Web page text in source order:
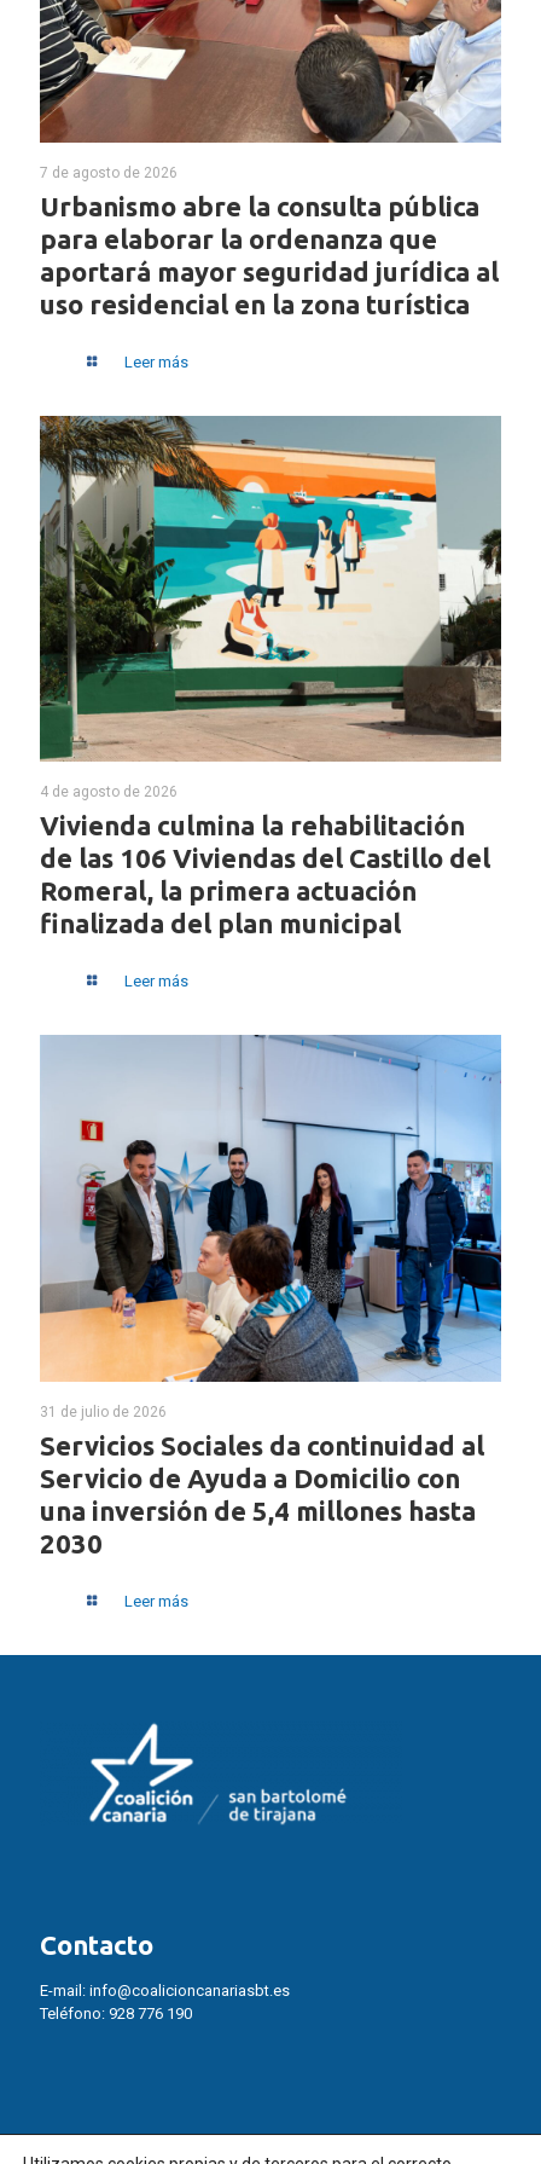
7 de agosto de 2026
Urbanismo abre la consulta pública
para elaborar la ordenanza que
aportará mayor seguridad jurídica al
uso residencial en la zona turística
Leer más
4 de agosto de 2026
Vivienda culmina la rehabilitación
de las 106 Viviendas del Castillo del
Romeral, la primera actuación
finalizada del plan municipal
Leer más
31 de julio de 2026
Servicios Sociales da continuidad al
Servicio de Ayuda a Domicilio con
una inversión de 5,4 millones hasta
2030
Leer más
Contacto
E-mail: info@coalicioncanariasbt.es
Teléfono: 928 776 190